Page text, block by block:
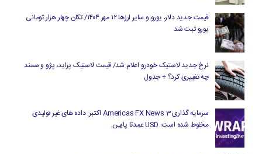
قیمت جدید دلار، یورو و سایر ارزها ۱۲ مهر ۱۴۰۴/ تکان چهار هزار تومانی
یورو ثبت شد
نرخ جدید لاستیک خودرو اعلام شد/ قیمت لاستیک پراید، پژو و سمند
چه تغییری کرد؟ + جدول
سرمایه گذاری Americas FX News 3 اکتبر: داده های غیر تولیدی
مخلوط شده است. USD عمدتا پایین.